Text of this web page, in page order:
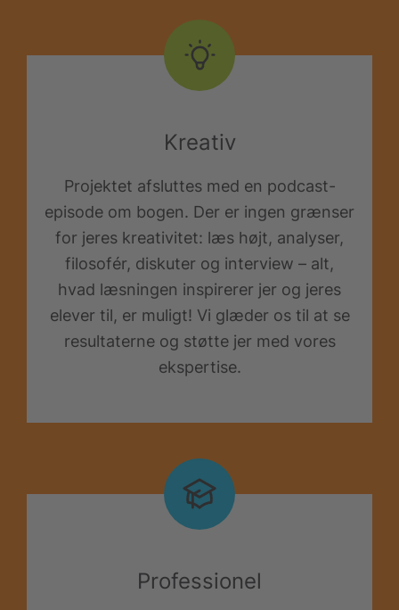
Kreativ
Projektet afsluttes med en podcast-
episode om bogen. Der er ingen grænser
for jeres kreativitet: læs højt, analyser,
filosofér, diskuter og interview – alt,
hvad læsningen inspirerer jer og jeres
elever til, er muligt! Vi glæder os til at se
resultaterne og støtte jer med vores
ekspertise.
Professionel